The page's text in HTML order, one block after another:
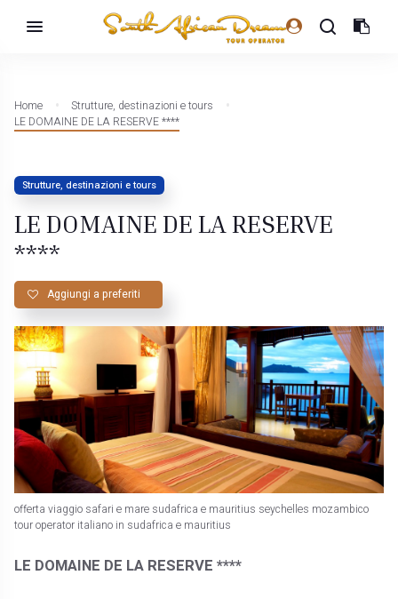
Home
Strutture, destinazioni e tours
LE DOMAINE DE LA RESERVE ****
Strutture, destinazioni e tours
LE DOMAINE DE LA RESERVE
****
Aggiungi a preferiti
offerta viaggio safari e mare sudafrica e mauritius seychelles mozambico
tour operator italiano in sudafrica e mauritius
LE DOMAINE DE LA RESERVE ****